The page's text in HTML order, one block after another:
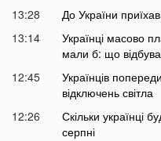
13:28
До України
13:14
Українці масово
мали б: що
12:45
Українців
відключень світла
12:26
Скільки українці
серпні